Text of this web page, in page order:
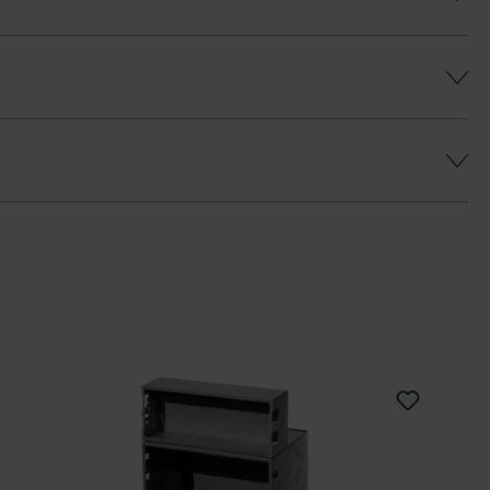
odtieňom je k dispozícii vrchná
DP30 (paralelná dodávka je
farebný efekt a predišlo sa farebným